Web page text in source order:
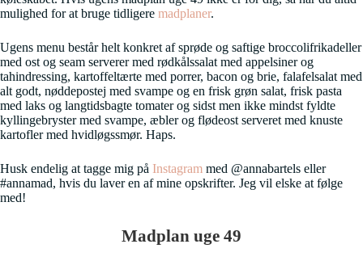
mulighed for at bruge tidligere madplaner.
Ugens menu består helt konkret af sprøde og saftige broccolifrikadeller
med ost og seam serverer med rødkålssalat med appelsiner og
tahindressing, kartoffeltærte med porrer, bacon og brie, falafelsalat med
alt godt, nøddepostej med svampe og en frisk grøn salat, frisk pasta
med laks og langtidsbagte tomater og sidst men ikke mindst fyldte
kyllingebryster med svampe, æbler og flødeost serveret med knuste
kartofler med hvidløgssmør. Haps.
Husk endelig at tagge mig på Instagram med @annabartels eller
#annamad, hvis du laver en af mine opskrifter. Jeg vil elske at følge
med!
Madplan uge 49